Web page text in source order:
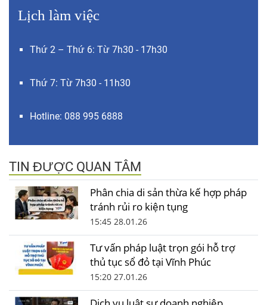
Lịch làm việc
Thứ 2 – Thứ 6: Từ 7h30 - 17h30
Thứ 7: Từ 7h30 - 11h30
Hotline: 088 995 6888
TIN ĐƯỢC QUAN TÂM
Phân chia di sản thừa kế hợp pháp
tránh rủi ro kiện tụng
15:45 28.01.26
Tư vấn pháp luật trọn gói hỗ trợ
thủ tục sổ đỏ tại Vĩnh Phúc
15:20 27.01.26